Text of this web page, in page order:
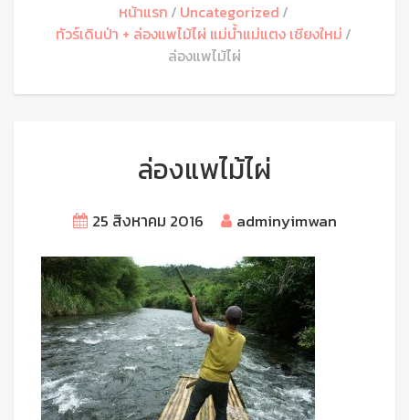
หน้าแรก
Uncategorized
ทัวร์เดินป่า + ล่องแพไม้ไผ่ แม่น้ำแม่แตง เชียงใหม่
ล่องแพไม้ไผ่
ล่องแพไม้ไผ่
25 สิงหาคม 2016 adminyimwan